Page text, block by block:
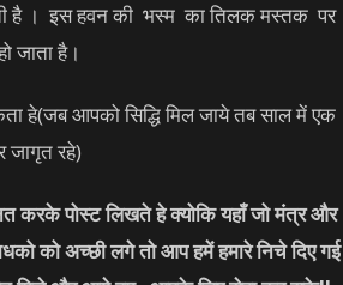
है । इस हवन की भस्म का तिलक मस्तक पर
जाता है।
हे(जब आपको सिद्धि मिल जाये तब साल में एक
जागृत रहे)
करके पोस्ट लिखते हे क्योकि यहाँ जो मंत्र और
को अच्छी लगे तो आप हमें हमारे निचे दिए गई